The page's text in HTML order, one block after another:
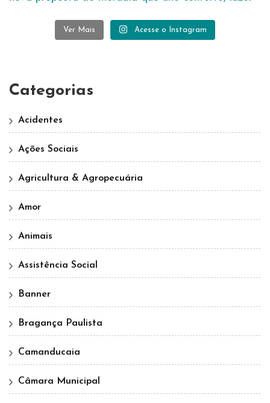
Ver Mais Acesse o Instagram
Categorias
Acidentes
Ações Sociais
Agricultura & Agropecuária
Amor
Animais
Assistência Social
Banner
Bragança Paulista
Camanducaia
Câmara Municipal